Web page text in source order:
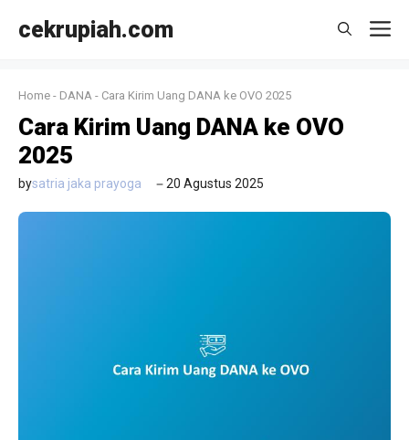
cekrupiah.com
Home - DANA - Cara Kirim Uang DANA ke OVO 2025
Cara Kirim Uang DANA ke OVO
2025
bysatria jaka prayoga 20 Agustus 2025